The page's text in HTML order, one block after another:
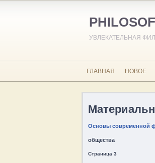
УВЛЕКАТЕЛЬНАЯ
ГЛАВНАЯ НОВОЕ
Основы современной
общества
Страница 3